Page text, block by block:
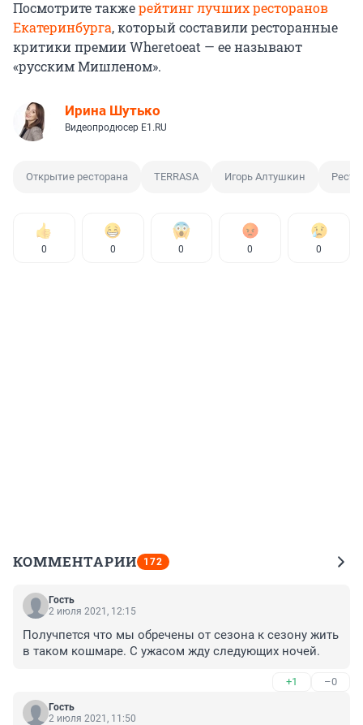
Посмотрите такжерейтинг лучших ресторанов
Екатеринбурга, который составили ресторанные
критики премии Wheretoeat — ее называют
«русским Мишленом».
Ирина Шутько
Видеопродюсер E1.RU
Открытие ресторана TERRASA Игорь Алтушкин
0 0 0 0 0
КОММЕНТАРИИ 172
Гость
2 июля 2021, 12:15
Получпется что мы обречены от сезона к сезону жить
в таком кошмаре. С ужасом жду следующих ночей.
+1 –0
Гость
2 июля 2021, 11:50